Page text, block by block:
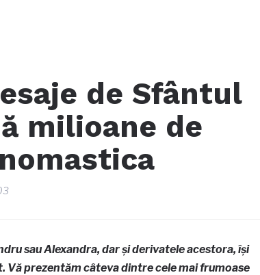
de Sfântul
milioane de
sau Alexandra, dar și derivatele acestora, își
Vă prezentăm câteva dintre cele mai frumoase